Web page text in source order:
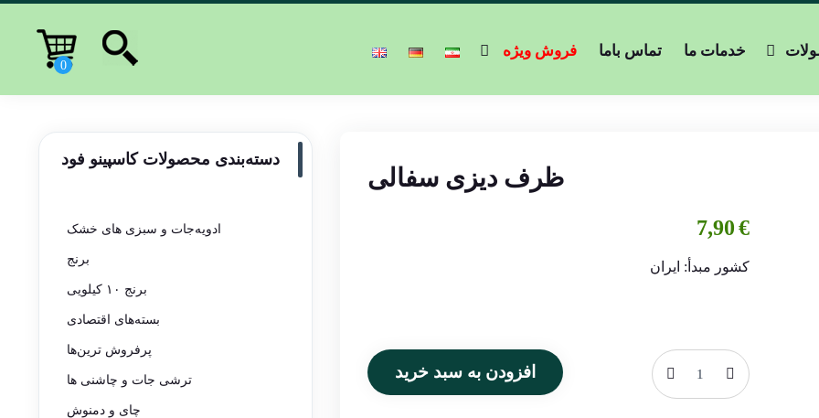
خدمات ما تماس باما فروش ویژه
ظرف دیزی سفالی
€
7,90
کشور مبدأ: ایران
افزودن به سبد خرید
دسته‌بندی محصولات کاسپینو فود
ادویه‌جات و سبزی های خشک
برنج
برنج ۱۰ کیلویی
بسته‌های اقتصادی
پرفروش ترین‌ها
ترشی جات و چاشنی ها
چای و دمنوش